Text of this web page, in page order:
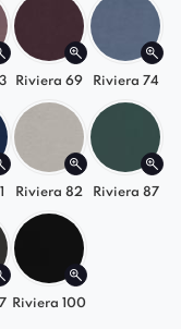
i wygodę
wybór
funkcjonalności,
Wybierz ten
stylu i
codziennemu
Riviera 69 Riviera 74
Riviera 82 Riviera 87
Riviera 100